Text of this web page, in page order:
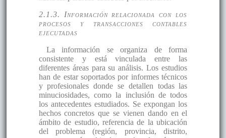
2.1.3. Información relacionada con los
procesos y transacciones contables
ejecutadas
La información se organiza de forma
consistente y está vinculada entre las
diferentes áreas para su análisis. Los estudios
han de estar soportados por informes técnicos
y profesionales donde se detallen todas las
minuciosidades, como la inclusión de todos
los antecedentes estudiados. Se expongan los
hechos concretos que se vienen dando en el
ámbito de estudio, referencia de la ubicación
del problema (región, provincia, distrito,